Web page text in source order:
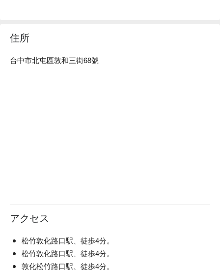
住所
台中市北屯區敦和三街68號
アクセス
松竹敦化路口駅、徒歩4分。
松竹敦化路口駅、徒歩4分。
敦化松竹路口駅、徒歩4分。